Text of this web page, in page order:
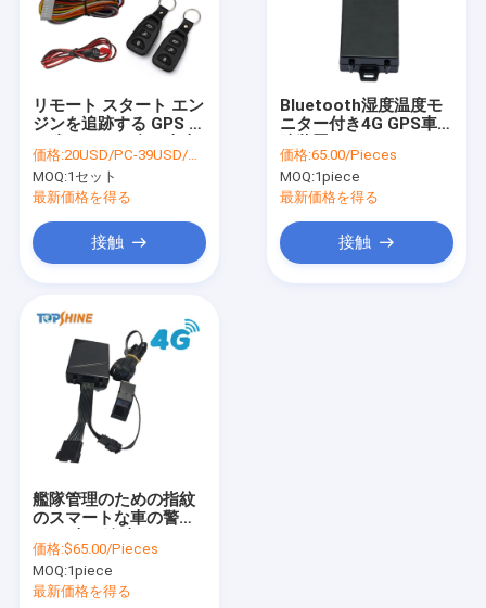
リモート スタート エン
ジンを追跡する GPS 車
警報に付き 370MHz 2
台
価格:20USD/PC-39USD/PC
MOQ:1セット
最新価格を得る
接触
Bluetooth湿度温度モ
ニター付き4G GPS車追
価格:65.00/Pieces
MOQ:1piece
最新価格を得る
接触
艦隊管理のための指紋
のスマートな車の警報
価格:$65.00/Pieces
MOQ:1piece
最新価格を得る